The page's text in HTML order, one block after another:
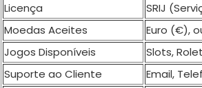
Licença
SRIJ
Moedas Aceites
Euro (€),
Jogos Disponíveis
Slots,
Suporte ao Cliente
Email,